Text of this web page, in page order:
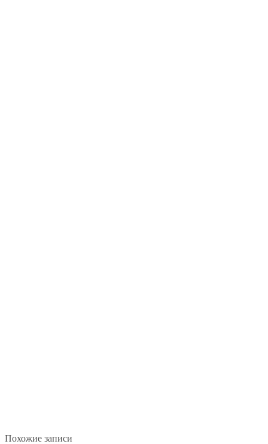
Похожие записи